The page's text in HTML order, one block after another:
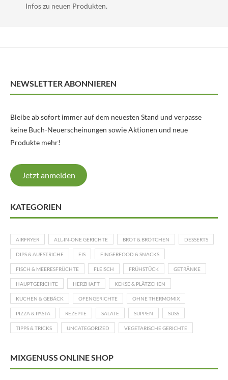
Infos zu neuen Produkten.
NEWSLETTER ABONNIEREN
Bleibe ab sofort immer auf dem neuesten Stand und verpasse
keine Buch-Neuerscheinungen sowie Aktionen und neue
Produkte mehr!
Jetzt anmelden
KATEGORIEN
AIRFRYER ALL-IN-ONE GERICHTE BROT & BRÖTCHEN DESSERTS
DIPS & AUFSTRICHE EIS FINGERFOOD & SNACKS
FISCH & MEERESFRÜCHTE FLEISCH FRÜHSTÜCK GETRÄNKE
HAUPTGERICHTE HERZHAFT KEKSE & PLÄTZCHEN
KUCHEN & GEBÄCK OFENGERICHTE OHNE THERMOMIX
PIZZA & PASTA REZEPTE SALATE SUPPEN SÜSS
TIPPS & TRICKS UNCATEGORIZED VEGETARISCHE GERICHTE
MIXGENUSS ONLINE SHOP